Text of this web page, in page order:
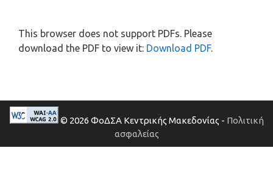
This browser does not support PDFs. Please
download the PDF to view it: Download PDF.
© 2026 ΦοΔΣΑ Κεντρικής Μακεδονίας - Πολιτική
ασφαλείας